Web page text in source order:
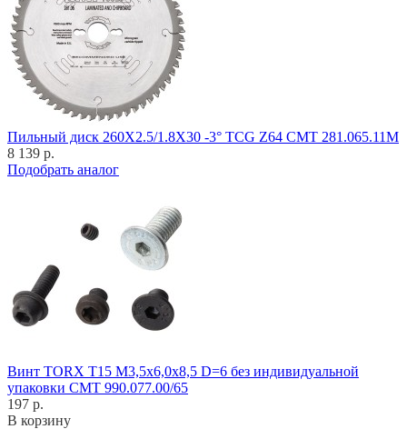
Пильный диск 260X2.5/1.8X30 -3° TCG Z64 CMT 281.065.11M
8 139 р.
Подобрать аналог
Винт TORX T15 M3,5x6,0x8,5 D=6 без индивидуальной
упаковки CMT 990.077.00/65
197 р.
В корзину